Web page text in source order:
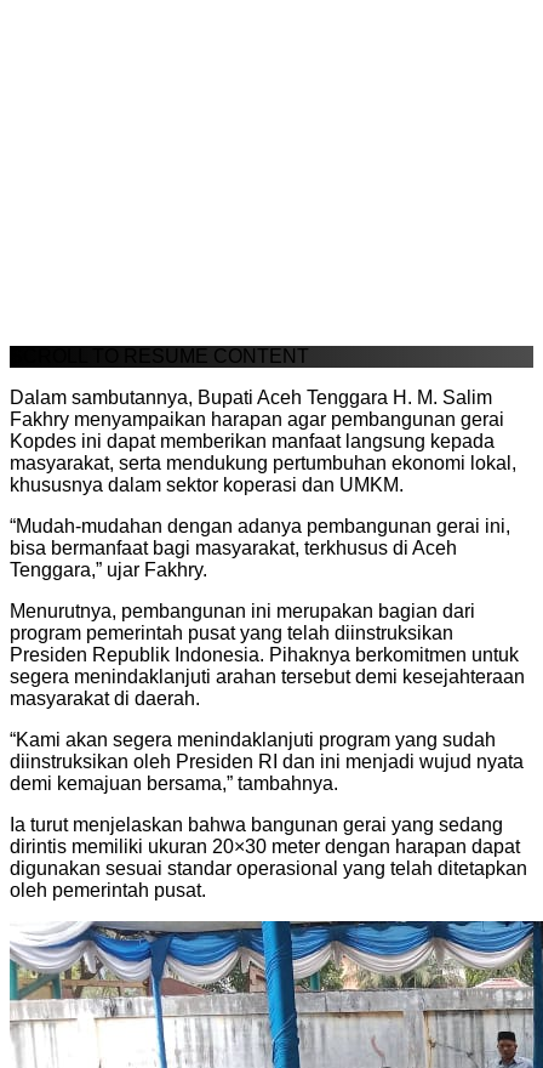
SCROLL TO RESUME CONTENT
Dalam sambutannya, Bupati Aceh Tenggara H. M. Salim
Fakhry menyampaikan harapan agar pembangunan gerai
Kopdes ini dapat memberikan manfaat langsung kepada
masyarakat, serta mendukung pertumbuhan ekonomi lokal,
khususnya dalam sektor koperasi dan UMKM.
“Mudah-mudahan dengan adanya pembangunan gerai ini,
bisa bermanfaat bagi masyarakat, terkhusus di Aceh
Tenggara,” ujar Fakhry.
Menurutnya, pembangunan ini merupakan bagian dari
program pemerintah pusat yang telah diinstruksikan
Presiden Republik Indonesia. Pihaknya berkomitmen untuk
segera menindaklanjuti arahan tersebut demi kesejahteraan
masyarakat di daerah.
“Kami akan segera menindaklanjuti program yang sudah
diinstruksikan oleh Presiden RI dan ini menjadi wujud nyata
demi kemajuan bersama,” tambahnya.
Ia turut menjelaskan bahwa bangunan gerai yang sedang
dirintis memiliki ukuran 20×30 meter dengan harapan dapat
digunakan sesuai standar operasional yang telah ditetapkan
oleh pemerintah pusat.